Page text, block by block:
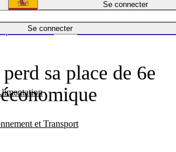
Se connecter
et Transport
Économie
Español
Se connecter
sa place de 6e